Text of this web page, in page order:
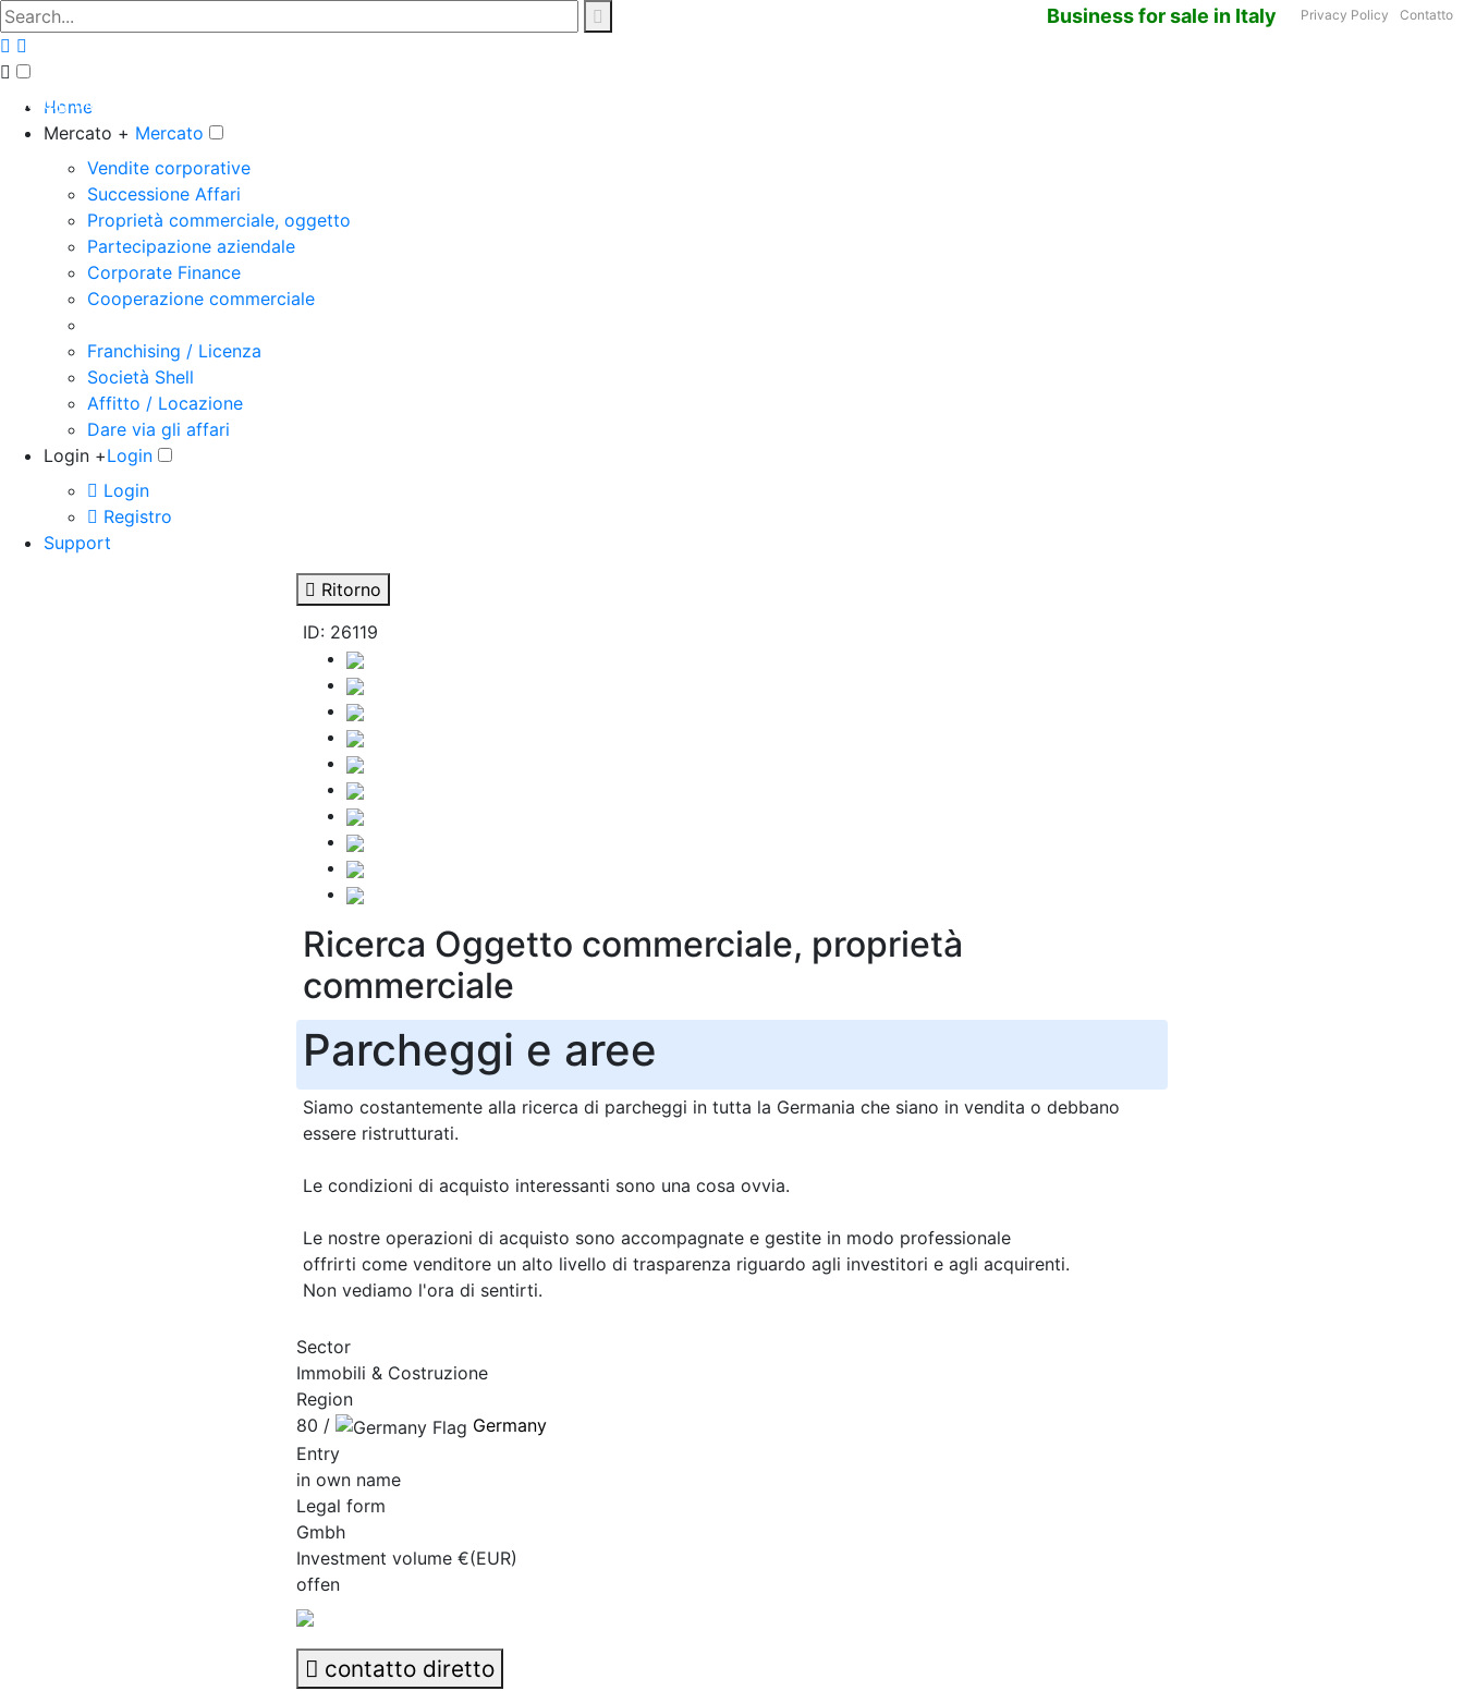
Business for sale in Italy
The big marketplace for business
Privacy Policy Contatto
Home
Mercato + Mercato
Vendite corporative
Successione Affari
Proprietà commerciale, oggetto
Partecipazione aziendale
Corporate Finance
Cooperazione commerciale
Franchising / Licenza
Società Shell
Affitto / Locazione
Dare via gli affari
Login +Login
Login
Registro
Support
Ritorno
ID: 26119
Ricerca Oggetto commerciale, proprietà
commerciale
Parcheggi e aree
Siamo costantemente alla ricerca di parcheggi in tutta la Germania che siano in vendita o debbano
essere ristrutturati.
Le condizioni di acquisto interessanti sono una cosa ovvia.
Le nostre operazioni di acquisto sono accompagnate e gestite in modo professionale
offrirti come venditore un alto livello di trasparenza riguardo agli investitori e agli acquirenti.
Non vediamo l'ora di sentirti.
Sector
Immobili & Costruzione
Region
80 /
Germany
Entry
in own name
Legal form
Gmbh
Investment volume €(EUR)
offen
contatto diretto